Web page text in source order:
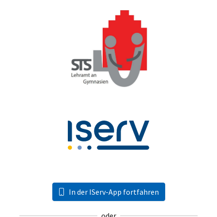
In der IServ-App fortfahren